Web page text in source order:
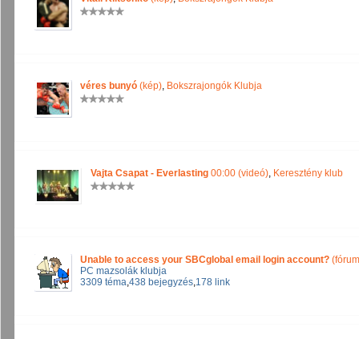
véres bunyó (kép), Bokszrajongók Klubja
Vajta Csapat - Everlasting 00:00 (videó), Keresztény klub
Unable to access your SBCglobal email login account?
PC mazsolák klubja
3309 téma,438 bejegyzés,178 link